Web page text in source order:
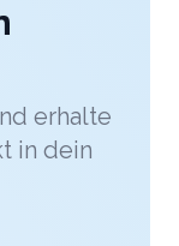
erhalte
in dein